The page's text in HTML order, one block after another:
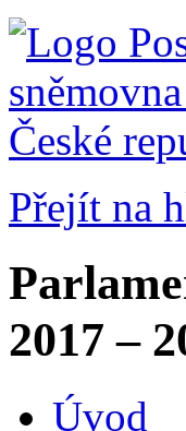
Přejít na
2017 –
Úvod